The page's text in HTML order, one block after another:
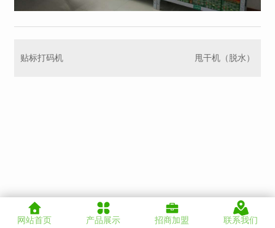
贴标打码机 甩干机（脱水）
网站首页 产品展示 招商加盟 联系我们